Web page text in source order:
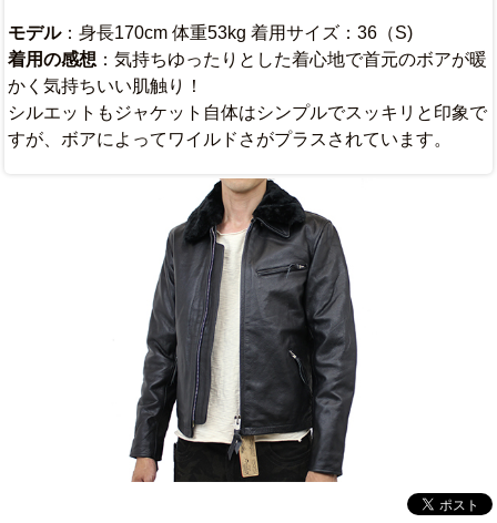
モデル：身長170cm 体重53kg 着用サイズ：36（S)
着用の感想 ：気持ちゆったりとした着心地で首元のボアが暖
かく気持ちいい肌触り！
シルエットもジャケット自体はシンプルでスッキリと印象で
すが、ボアによってワイルドさがプラスされています。